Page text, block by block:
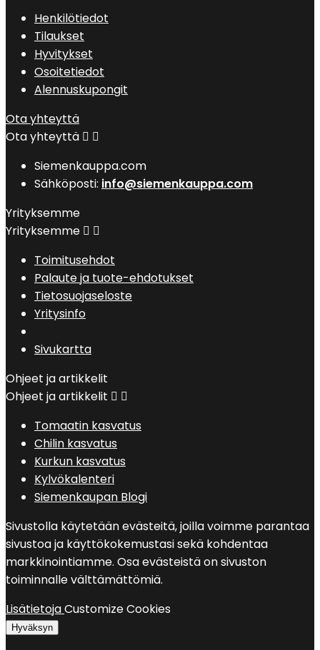
Henkilötiedot
Tilaukset
Hyvitykset
Osoitetiedot
Alennuskupongit
Ota yhteyttä
Ota yhteyttä  
Siemenkauppa.com
Sähköposti: info@siemenkauppa.com
Yrityksemme
Yrityksemme  
Toimitusehdot
Palaute ja tuote-ehdotukset
Tietosuojaseloste
Yritysinfo
Sivukartta
Ohjeet ja artikkelit
Ohjeet ja artikkelit  
Tomaatin kasvatus
Chilin kasvatus
Kurkun kasvatus
Kylvökalenteri
Siemenkaupan Blogi
Sivustolla käytetään evästeitä, joilla voimme parantaa
sivustoa ja käyttökokemustasi sekä kohdentaa
markkinointiamme. Osa evästeistä on sivuston
toiminnalle välttämättömiä.
LisätietojaCustomize Cookies
Hyväksyn